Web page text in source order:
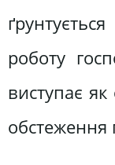
роботу
виступає
обстеження